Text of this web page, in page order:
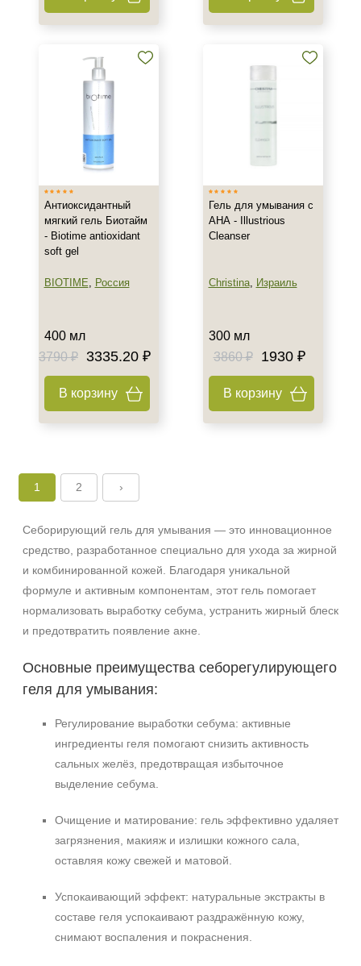
Антиоксидантный
мягкий гель Биотайм
- Biotime antioxidant
soft gel
BIOTIME, Россия
400 мл
3790 ₽
3335.20 ₽
В корзину
Гель для умывания с
АНА - Illustrious
Cleanser
Christina, Израиль
300 мл
3860 ₽
1930 ₽
В корзину
1 2 ›
Себорирующий гель для умывания — это инновационное
средство, разработанное специально для ухода за жирной
и комбинированной кожей. Благодаря уникальной
формуле и активным компонентам, этот гель помогает
нормализовать выработку себума, устранить жирный блеск
и предотвратить появление акне.
Основные преимущества себорегулирующего
геля для умывания:
Регулирование выработки себума: активные
ингредиенты геля помогают снизить активность
сальных желёз, предотвращая избыточное
выделение себума.
Очищение и матирование: гель эффективно удаляет
загрязнения, макияж и излишки кожного сала,
оставляя кожу свежей и матовой.
Успокаивающий эффект: натуральные экстракты в
составе геля успокаивают раздражённую кожу,
снимают воспаления и покраснения.